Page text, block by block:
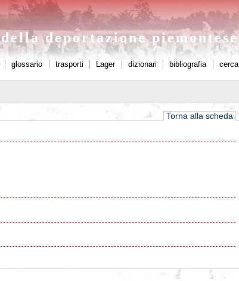
deportazione piemontese
glossario trasporti Lager dizionari bibliografia cerca
Torna alla scheda